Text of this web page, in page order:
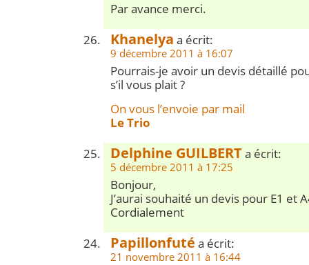
Par avance merci.
Khanelya a écrit:
9 décembre 2011 à 16:07
Pourrais-je avoir un devis détaillé
s’il vous plait ?
On vous l’envoie par mail
Le Trio
Delphine GUILBERTa écrit:
5 décembre 2011 à 17:25
Bonjour,
J’aurai souhaité un devis pour E1 et
Cordialement
Papillonfuté a écrit:
21 novembre 2011 à 16:44